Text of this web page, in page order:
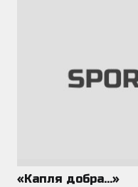
«Капля добра…»